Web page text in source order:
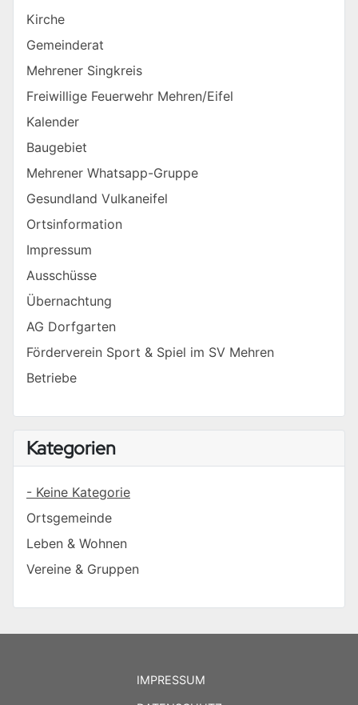
Kirche
Gemeinderat
Mehrener Singkreis
Freiwillige Feuerwehr Mehren/Eifel
Kalender
Baugebiet
Mehrener Whatsapp-Gruppe
Gesundland Vulkaneifel
Ortsinformation
Impressum
Ausschüsse
Übernachtung
AG Dorfgarten
Förderverein Sport & Spiel im SV Mehren
Betriebe
Kategorien
- Keine Kategorie
Ortsgemeinde
Leben & Wohnen
Vereine & Gruppen
IMPRESSUM